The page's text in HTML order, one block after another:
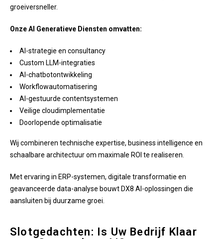
groeiversneller.
Onze AI Generatieve Diensten omvatten:
AI-strategie en consultancy
Custom LLM-integraties
AI-chatbotontwikkeling
Workflowautomatisering
AI-gestuurde contentsystemen
Veilige cloudimplementatie
Doorlopende optimalisatie
Wij combineren technische expertise, business intelligence en
schaalbare architectuur om maximale ROI te realiseren.
Met ervaring in ERP-systemen, digitale transformatie en
geavanceerde data-analyse bouwt DX8 AI-oplossingen die
aansluiten bij duurzame groei.
Slotgedachten: Is Uw Bedrijf Klaar